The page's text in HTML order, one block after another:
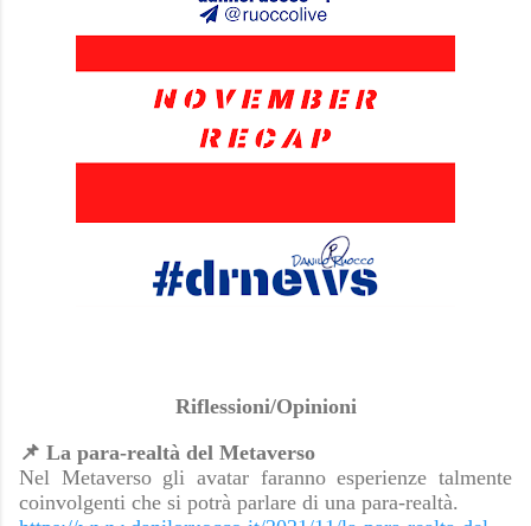
Riflessioni/Opinioni
📌 La para-realtà del Metaverso
Nel Metaverso gli avatar faranno esperienze talmente
coinvolgenti che si potrà parlare di una para-realtà.